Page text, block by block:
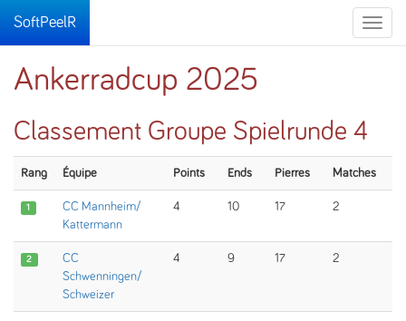
Toggle
SoftPeelR
Ankerradcup 2025
Classement Groupe Spielrunde 4
Rang Équipe Points Ends Pierres Matches
1
CC Mannheim/
Kattermann
4 10 17 2
2
CC
Schwenningen/
Schweizer
4 9 17 2